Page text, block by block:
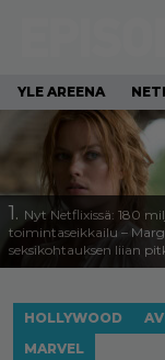
YLE AREENA
1. Nyt Netflixissä: 180
toimintaseikkailu –
seksikohtauksen liian
HOLLYWOOD
MARVEL